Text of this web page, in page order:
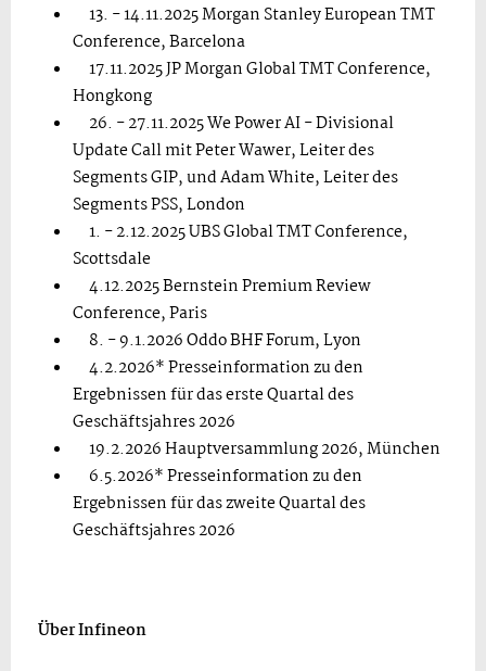
13. - 14.11.2025 Morgan Stanley European TMT
Conference, Barcelona
17.11.2025 JP Morgan Global TMT Conference,
Hongkong
26. - 27.11.2025 We Power AI - Divisional
Update Call mit Peter Wawer, Leiter des
Segments GIP, und Adam White, Leiter des
Segments PSS, London
1. - 2.12.2025 UBS Global TMT Conference,
Scottsdale
4.12.2025 Bernstein Premium Review
Conference, Paris
8. - 9.1.2026 Oddo BHF Forum, Lyon
4.2.2026* Presseinformation zu den
Ergebnissen für das erste Quartal des
Geschäftsjahres 2026
19.2.2026 Hauptversammlung 2026, München
6.5.2026* Presseinformation zu den
Ergebnissen für das zweite Quartal des
Geschäftsjahres 2026
Über Infineon